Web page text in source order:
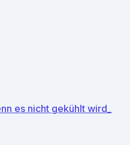
es nicht gekühlt wird_